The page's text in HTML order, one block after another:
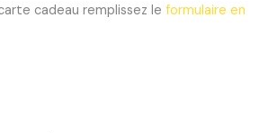
cadeau remplissez le formulaire en